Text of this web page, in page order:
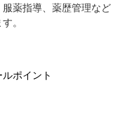
薬指導、薬歴管理など
。
ルポイント